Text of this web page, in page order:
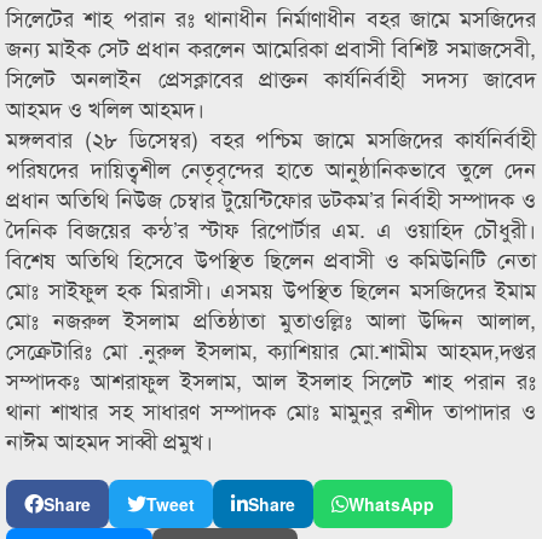
সিলেটের শাহ পরান রঃ থানাধীন নির্মাণাধীন বহর জামে মসজিদের
জন্য মাইক সেট প্রধান করলেন আমেরিকা প্রবাসী বিশিষ্ট সমাজসেবী,
সিলেট অনলাইন প্রেসক্লাবের প্রাক্তন কার্যনির্বাহী সদস্য জাবেদ
আহমদ ও খলিল আহমদ।
মঙ্গলবার (২৮ ডিসেম্বর) বহর পশ্চিম জামে মসজিদের কার্যনির্বাহী
পরিষদের দায়িত্বশীল নেতৃবৃন্দের হাতে আনুষ্ঠানিকভাবে তুলে দেন
প্রধান অতিথি নিউজ চেম্বার টুয়েন্টিফোর ডটকম’র নির্বাহী সম্পাদক ও
দৈনিক বিজয়ের কন্ঠ’র স্টাফ রিপোর্টার এম. এ ওয়াহিদ চৌধুরী।
বিশেষ অতিথি হিসেবে উপস্থিত ছিলেন প্রবাসী ও কমিউনিটি নেতা
মোঃ সাইফুল হক মিরাসী। এসময় উপস্থিত ছিলেন মসজিদের ইমাম
মোঃ নজরুল ইসলাম প্রতিষ্ঠাতা মুতাওল্লিঃ আলা উদ্দিন আলাল,
সেক্রেটারিঃ মো .নুরুল ইসলাম, ক্যাশিয়ার মো.শামীম আহমদ,দপ্তর
সম্পাদকঃ আশরাফুল ইসলাম, আল ইসলাহ সিলেট শাহ পরান রঃ
থানা শাখার সহ সাধারণ সম্পাদক মোঃ মামুনুর রশীদ তাপাদার ও
নাঈম আহমদ সাব্বী প্রমুখ।
Share Tweet Share
WhatsApp